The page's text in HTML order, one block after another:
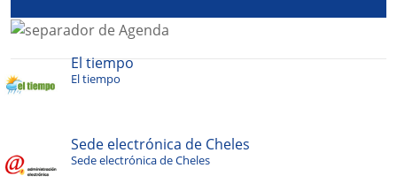
El tiempo
El tiempo
Sede electrónica de Cheles
Sede electrónica de Cheles